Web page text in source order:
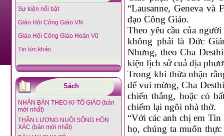
Sự kiện nổi bật
Giáo Hội Công Giáo VN
Giáo Hội Công Giáo Hoàn Vũ
Tin tức khác
Sách
NHÂN BẢN THEO KI-TÔ GIÁO (bản
mới nhất)
THẦN LƯƠNG NUÔI SỐNG HỒN
XÁC (bản mới nhất)
“Lausanne, Geneva
đạo Công Giáo.
Theo yêu cầu của
không phải là Đức
Nhưng, theo Cha
kiện lịch sử cuả địa
Trong khi thừa nhận
để vui mừng, Cha
chiến thắng, hoặc có
chiếm lại ngôi nhà thờ.
“Với các anh chị em
họ, chúng ta muốn